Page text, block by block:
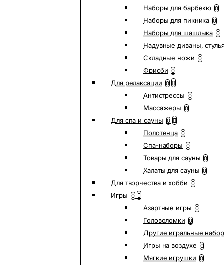
Наборы для барбекю 0
Наборы для пикника 0
Наборы для шашлыка 0
Надувные диваны,
Складные ножи 0
Фрисби 0
Для релаксации 0
Антистрессы 0
Массажеры 0
Для спа и сауны 0
Полотенца 0
Спа-наборы 0
Товары для сауны 0
Халаты для сауны 0
Для творчества и хобби 0
Игры 0
Азартные игры 0
Головоломки 0
Другие игральные
Игры на воздухе 0
Мягкие игрушки 0